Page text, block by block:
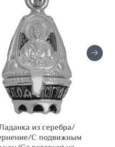
из серебра/
С подвижным